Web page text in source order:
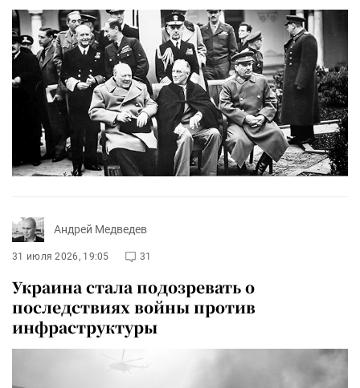
Андрей Медведев
31 июля 2026, 19:05 31
Украина стала подозревать о
последствиях войны против
инфраструктуры